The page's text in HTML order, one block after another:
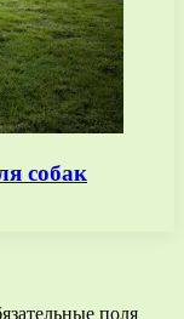
собак
поля